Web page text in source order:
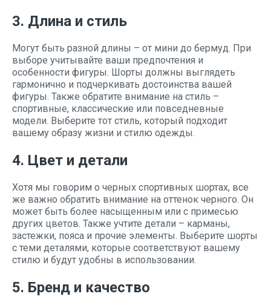
3. Длина и стиль
Могут быть разной длины – от мини до бермуд. При
выборе учитывайте ваши предпочтения и
особенности фигуры. Шорты должны выглядеть
гармонично и подчеркивать достоинства вашей
фигуры. Также обратите внимание на стиль –
спортивные, классические или повседневные
модели. Выберите тот стиль, который подходит
вашему образу жизни и стилю одежды.
4. Цвет и детали
Хотя мы говорим о черных спортивных шортах, все
же важно обратить внимание на оттенок черного. Он
может быть более насыщенным или с примесью
других цветов. Также учтите детали – карманы,
застежки, пояса и прочие элементы. Выберите шорты
с теми деталями, которые соответствуют вашему
стилю и будут удобны в использовании.
5. Бренд и качество